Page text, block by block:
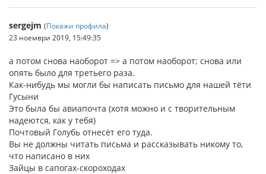
sergejm (Покажи профила)
23 ноември 2019, 15:49:35
а потом снова наоборот => а потом наоборот; снова или
опять было для третьего раза.
Как-нибудь мы могли бы написать письмо для нашей тёти
Гусыни
Это была бы авиапочта (хотя можно и с творительным
надеются, как у тебя)
Почтовый Голубь отнесёт его туда.
Вы не должны читать письма и рассказывать никому то,
что написано в них
Зайцы в сапогах-скороходах